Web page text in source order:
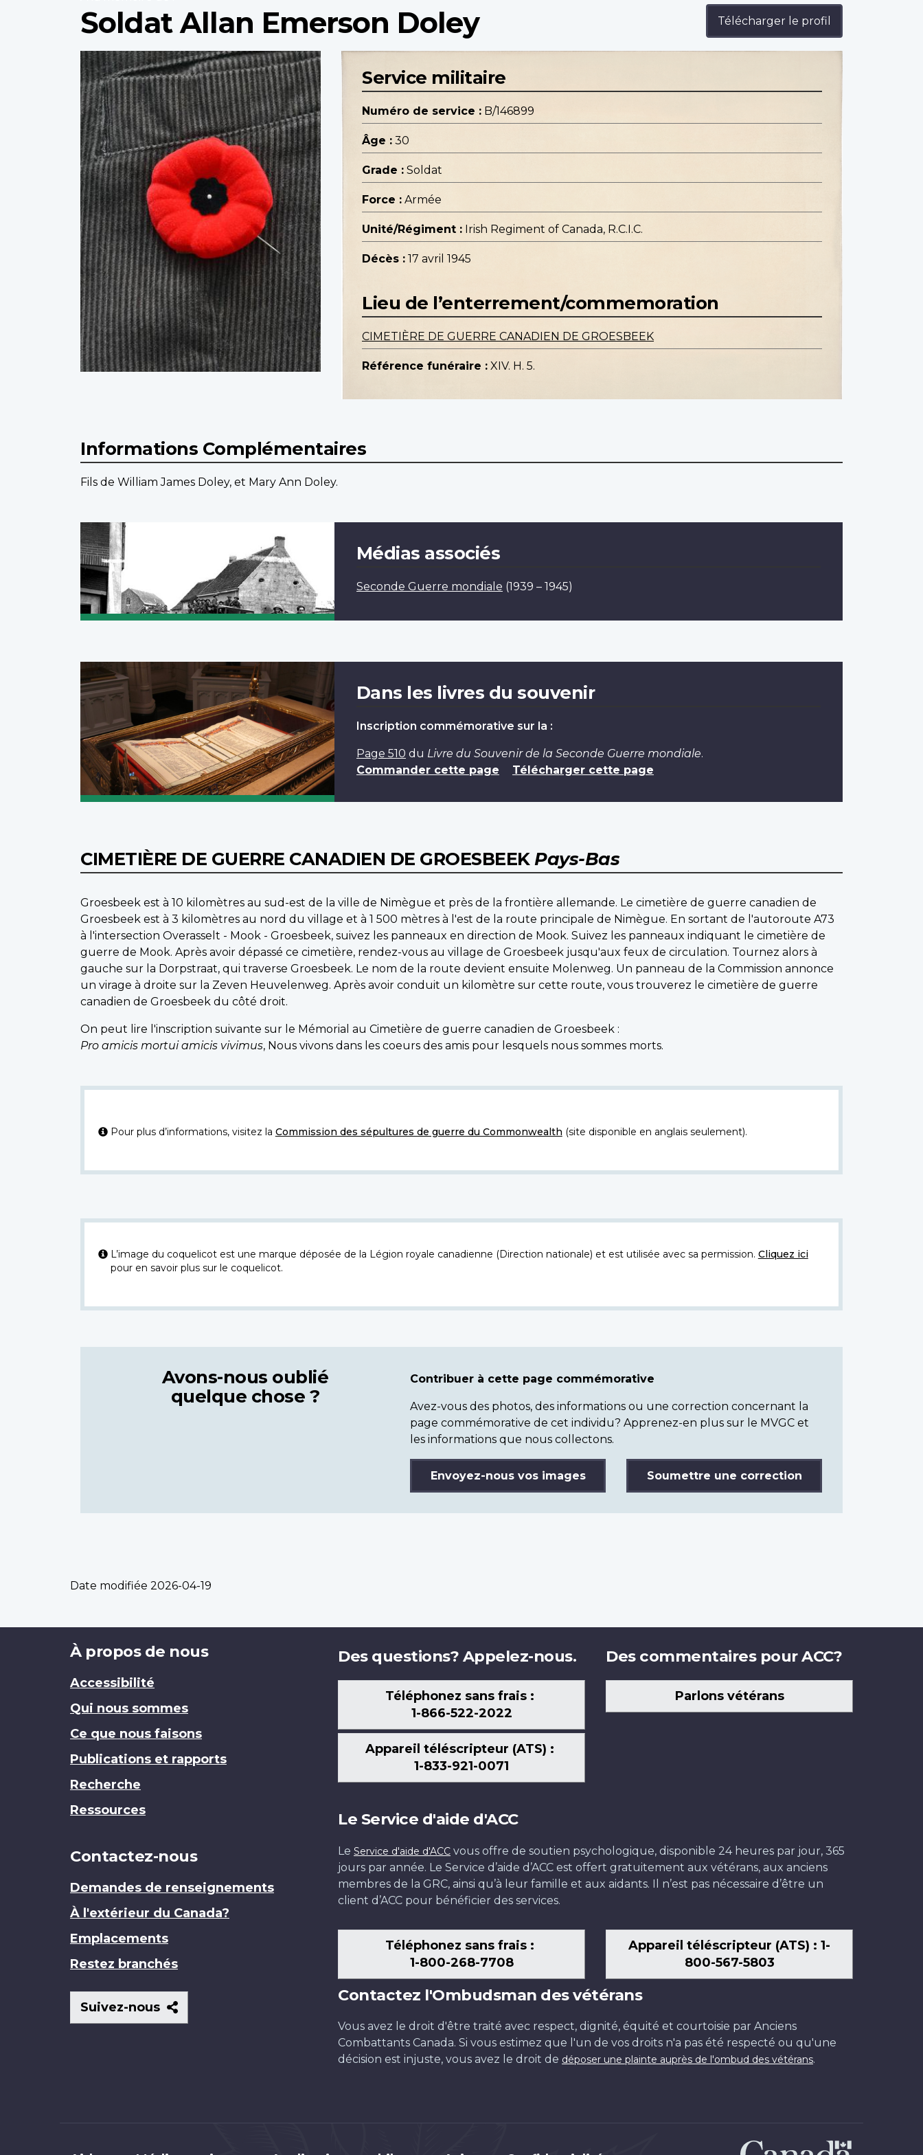
Soldat Allan Emerson Doley Télécharger le profil
Profile
image
Service militaire
Numéro de service : B/146899
Âge : 30
Grade : Soldat
Force : Armée
Unité/Régiment : Irish Regiment of Canada, R.C.I.C.
Décès : 17 avril 1945
Lieu de l’enterrement/commemoration
CIMETIÈRE DE GUERRE CANADIEN DE GROESBEEK
Référence funéraire : XIV. H. 5.
Informations Complémentaires
Fils de William James Doley, et Mary Ann Doley.
Médias associés
Seconde Guerre mondiale (1939 – 1945)
Dans les livres du souvenir
Inscription commémorative sur la :
Page 510 du Livre du Souvenir de la Seconde Guerre mondiale.
Commander cette page
Télécharger cette page
CIMETIÈRE DE GUERRE CANADIEN DE GROESBEEKPays-Bas
Groesbeek est à 10 kilomètres au sud-est de la ville de Nimègue et près de la frontière allemande. Le cimetière de guerre canadien de
Groesbeek est à 3 kilomètres au nord du village et à 1 500 mètres à l'est de la route principale de Nimègue. En sortant de l'autoroute A73
à l'intersection Overasselt - Mook - Groesbeek, suivez les panneaux en direction de Mook. Suivez les panneaux indiquant le cimetière de
guerre de Mook. Après avoir dépassé ce cimetière, rendez-vous au village de Groesbeek jusqu'aux feux de circulation. Tournez alors à
gauche sur la Dorpstraat, qui traverse Groesbeek. Le nom de la route devient ensuite Molenweg. Un panneau de la Commission annonce
un virage à droite sur la Zeven Heuvelenweg. Après avoir conduit un kilomètre sur cette route, vous trouverez le cimetière de guerre
canadien de Groesbeek du côté droit.
On peut lire l'inscription suivante sur le Mémorial au Cimetière de guerre canadien de Groesbeek :
Pro amicis mortui amicis vivimus, Nous vivons dans les coeurs des amis pour lesquels nous sommes morts.
Pour plus d’informations, visitez la Commission des sépultures de guerre du Commonwealth (site disponible en anglais seulement).
L’image du coquelicot est une marque déposée de la Légion royale canadienne (Direction nationale) et est utilisée avec sa permission. Cliquez ici
pour en savoir plus sur le coquelicot.
Avons-nous oublié
quelque chose ?
Contribuer à cette page commémorative
Avez-vous des photos, des informations ou une correction concernant la
page commémorative de cet individu? Apprenez-en plus sur le MVGC et
les informations que nous collectons.
Envoyez-nous vos images Soumettre une correction
Date modifiée 2026-04-19
Brand
À propos de nous
Accessibilité
Qui nous sommes
Ce que nous faisons
Publications et rapports
Recherche
Ressources
Contactez-nous
Demandes de renseignements
À l'extérieur du Canada?
Emplacements
Restez branchés
Suivez-nous
Suivez-
nous
Des questions? Appelez-nous.
Téléphonez sans frais :
1-866-522-2022
Appareil téléscripteur (ATS) :
1-833-921-0071
Des commentaires pour ACC?
Parlons vétérans
Le Service d'aide d'ACC
Le Service d'aide d'ACC vous offre de soutien psychologique, disponible 24 heures par jour, 365
jours par année. Le Service d’aide d’ACC est offert gratuitement aux vétérans, aux anciens
membres de la GRC, ainsi qu’à leur famille et aux aidants. Il n’est pas nécessaire d’être un
client d’ACC pour bénéficier des services.
Téléphonez sans frais :
1-800-268-7708
Appareil téléscripteur (ATS) : 1-
800-567-5803
Contactez l'Ombudsman des vétérans
Vous avez le droit d'être traité avec respect, dignité, équité et courtoisie par Anciens
Combattants Canada. Si vous estimez que l'un de vos droits n'a pas été respecté ou qu'une
décision est injuste, vous avez le droit de déposer une plainte auprès de l'ombud des vétérans.
Brand